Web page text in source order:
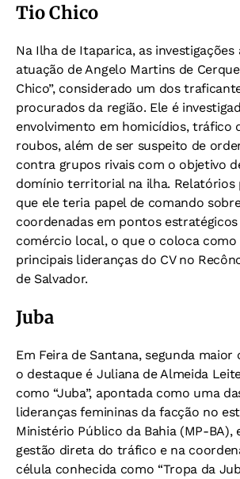
Tio Chico
Na Ilha de Itaparica, as investigações
atuação de Angelo Martins de
Chico”, considerado um dos
procurados da região. Ele é
envolvimento em homicídios, tráfico
roubos, além de ser suspeito de
contra grupos rivais com o objetivo
domínio territorial na ilha. Relatórios
que ele teria papel de comando
coordenadas em pontos
comércio local, o que o coloca como
principais lideranças do CV no
de Salvador.
Juba
Em Feira de Santana, segunda maior
o destaque é Juliana de Almeida
como “Juba”, apontada como uma
lideranças femininas da facção no
Ministério Público da Bahia (MP-BA),
gestão direta do tráfico e na
célula conhecida como “Tropa da